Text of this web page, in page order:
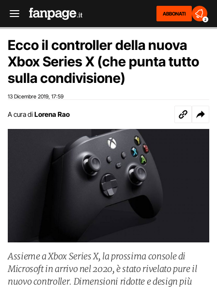
ABBONATI
2
Ecco il controller della nuova
Xbox Series X (che punta tutto
sulla condivisione)
13 Dicembre 2019 17:59
A cura di Lorena Rao
Assieme a Xbox Series X, la prossima console di
Microsoft in arrivo nel 2020, è stato rivelato pure il
nuovo controller. Dimensioni ridotte e design più